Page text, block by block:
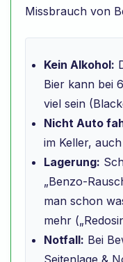
Missbrauch von
Kein Alkohol:
Bier kann bei
viel sein
Nicht Auto
im Keller,
Lagerung:
„Benzo-
man schon
mehr
Notfall: Bei